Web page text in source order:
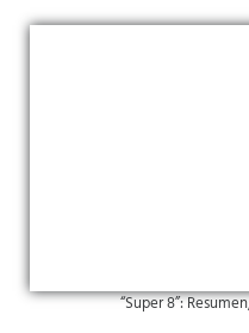
“Super 8”: